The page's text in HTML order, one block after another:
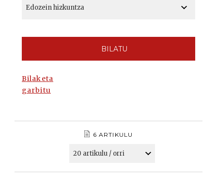
BILATU
Bilaketa
garbitu
6 ARTIKULU